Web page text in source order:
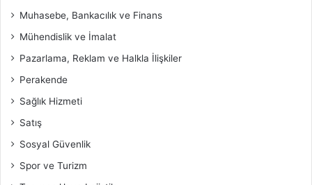
Muhasebe, Bankacılık ve Finans
Mühendislik ve İmalat
Pazarlama, Reklam ve Halkla İlişkiler
Perakende
Sağlık Hizmeti
Satış
Sosyal Güvenlik
Spor ve Turizm